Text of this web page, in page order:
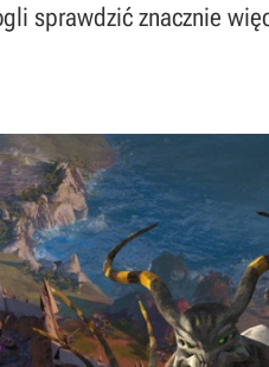
sprawdzić znacznie